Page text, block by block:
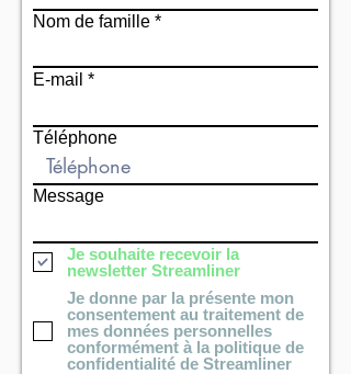
Nom de famille
E-mail
Téléphone
Message
Je souhaite recevoir la
newsletter Streamliner
Je donne par la présente mon
consentement au traitement de
mes données personnelles
conformément à la politique de
confidentialité de Streamliner